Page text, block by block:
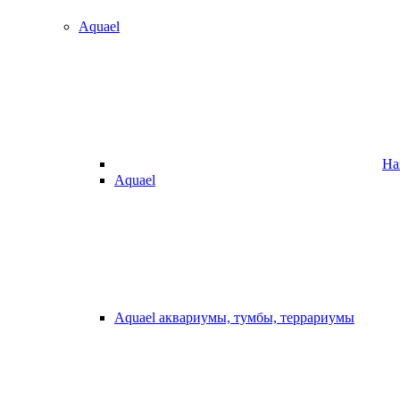
Aquael
Aquael
Aquael аквариумы, тумбы, террариумы